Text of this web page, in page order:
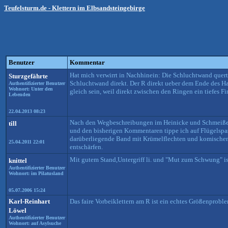
Teufelsturm.de - Klettern im Elbsandsteingebirge
Benutzer Kommentar
Sturzgefährte
Authentifizierter Benutzer
Wohnort: Unter den
Lebenden
22.04.2013 08:23
Hat mich verwirrt in Nachhinein: Die Schluchtwand
Schluchtwand direkt. Der R direkt ueber dem Ende des
gleich sein, weil direkt zwischen den Ringen ein tiefes
till
25.04.2011 22:01
Nach den Wegbeschreibungen im Heinicke und
und den bisherigen Kommentaren tippe ich auf
darüberliegende Band mit Krümelflechten und
entschärfen.
knittel
Authentifizierter Benutzer
Wohnort: im Pilatusland
05.07.2006 15:24
Mit gutem Stand,Untergriff li. und "Mut zum Schwung"
Karl-Reinhart
Löwel
Authentifizierter Benutzer
Wohnort: auf Asylsuche
Das faire Vorbeiklettern am R ist ein echtes